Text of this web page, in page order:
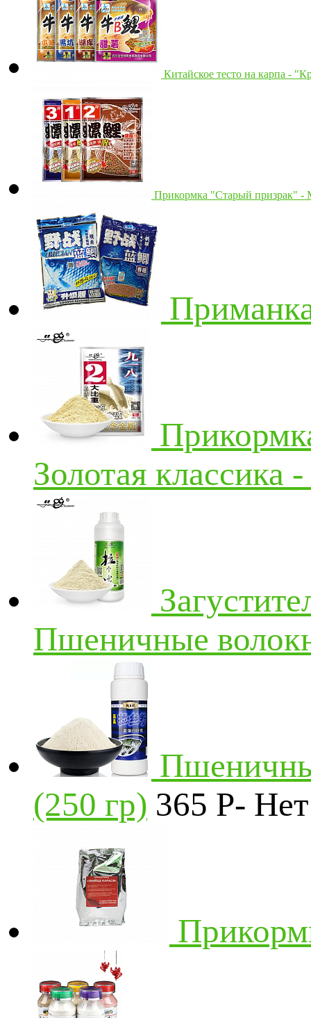
Китайское тесто на карпа -
Прикормка "Старый призрак" -
Золотая классика
Пшеничные
(250 гр) 365 P-